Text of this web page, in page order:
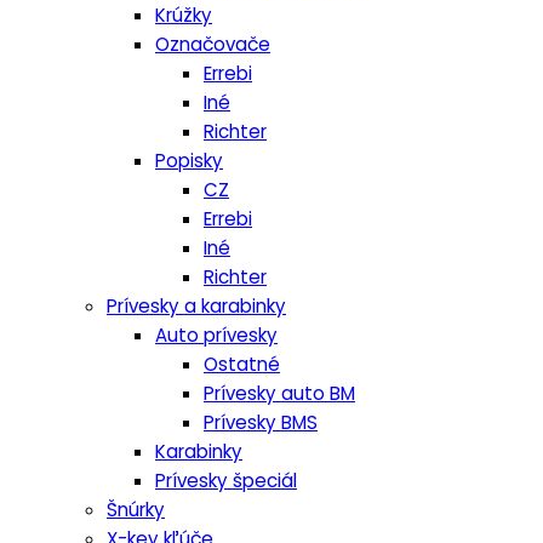
Krúžky
Označovače
Errebi
Iné
Richter
Popisky
CZ
Errebi
Iné
Richter
Prívesky a karabinky
Auto prívesky
Ostatné
Prívesky auto BM
Prívesky BMS
Karabinky
Prívesky špeciál
Šnúrky